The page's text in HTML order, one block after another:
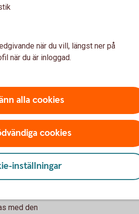
på din
i dagspress.
bindningstid är
med 1 juli 2025
senaste 20
eftersom vi
med den
när du vill, längst ner på
när du är inloggad.
alla cookies
cookies
inställningar